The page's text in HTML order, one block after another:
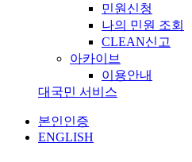
민원신청
나의 민원 조회
CLEAN신고
아카이브
이용안내
대국민 서비스
본인인증
ENGLISH